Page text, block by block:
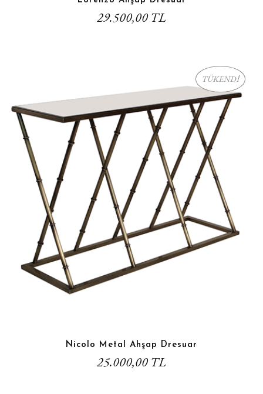
29.500,00 TL
TÜKENDİ
Nicolo Metal Ahşap Dresuar
25.000,00 TL